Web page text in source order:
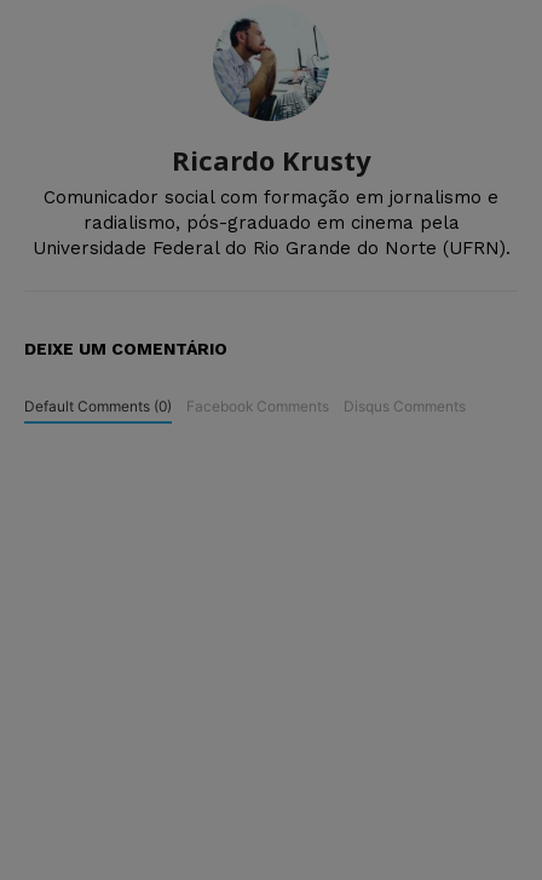
Ricardo Krusty
Comunicador social com formação em jornalismo e
radialismo, pós-graduado em cinema pela
Universidade Federal do Rio Grande do Norte (UFRN).
DEIXE UM COMENTÁRIO
Default Comments (0) Facebook Comments Disqus Comments